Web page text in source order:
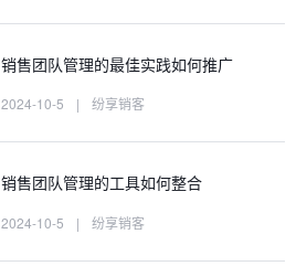
销售团队管理的最佳实践如何推广
2024-10-5 | 纷享销客
销售团队管理的工具如何整合
2024-10-5 | 纷享销客